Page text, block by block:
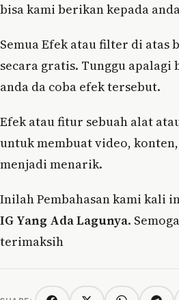
bisa kami berikan kepada
Semua Efek atau filter di atas
secara gratis. Tunggu
anda da coba efek tersebut.
Efek atau fitur sebuah alat
untuk membuat video,
menjadi menarik.
Inilah Pembahasan kami kali
IG Yang Ada Lagunya.
terimaksih